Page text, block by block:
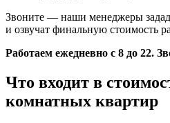
Звоните — наши менеджеры
и озвучат финальную стоимость
Работаем ежедневно с 8 до 22.
Что входит в
комнатных квартир